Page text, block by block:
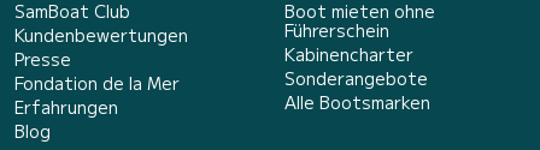
SamBoat Club
Kundenbewertungen
Presse
Fondation de la Mer
Erfahrungen
Blog
Boot mieten ohne
Führerschein
Kabinencharter
Sonderangebote
Alle Bootsmarken